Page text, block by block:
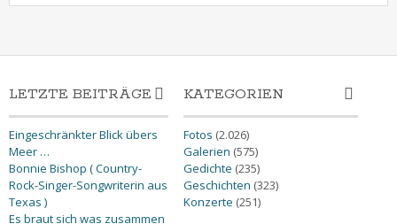
LETZTE BEITRÄGE
Eingeschränkter Blick übers
Meer …
Bonnie Bishop ( Country-
Rock-Singer-Songwriterin aus
Texas )
Es braut sich was zusammen
KATEGORIEN
Fotos (2.026)
Galerien (575)
Gedichte (235)
Geschichten (323)
Konzerte (251)